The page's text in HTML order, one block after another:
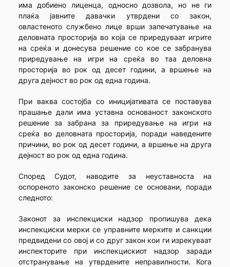
има добиено лиценца, односно дозвола, но не ги
плаќа јавните давачки утврдени со закон,
овластеното службено лице врши запечатување на
деловната просторија во која се приредуваат игрите
на среќа и донесува решение со кое се забранува
приредување на игри на среќа во таа деловна
просторија во рок од десет години, а вршење на
друга дејност во рок од една година.
При ваква состојба со иницијативата се поставува
прашање дали има уставна основаност законското
решение за забрана за приредување на игри на
среќа во деловната просторија, поради наведените
причини, во рок од десет години, а вршење на друга
дејност во рок од една година.
Според Судот, наводите за неуставноста на
оспореното законско решение се основани, поради
следното:
Законот за инспекциски надзор пропишува дека
инспекциски мерки се управните мерките и санкции
предвидени со овој и со друг закон кои ги изрекуваат
инспекторите при инспекцискиот надзор заради
отстранување на утврдените неправилности. Кога